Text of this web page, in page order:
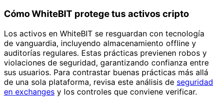
Cómo WhiteBIT protege tus activos cripto
Los activos en WhiteBIT se resguardan con tecnología
de vanguardia, incluyendo almacenamiento offline y
auditorías regulares. Estas prácticas previenen robos y
violaciones de seguridad, garantizando confianza entre
sus usuarios. Para contrastar buenas prácticas más allá
de una sola plataforma, revisa este análisis de seguridad
en exchanges y los controles que conviene verificar.